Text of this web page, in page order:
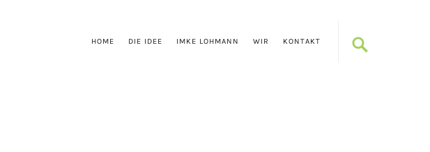
HOME DIE IDEE IMKE LOHMANN WIR KONTAKT